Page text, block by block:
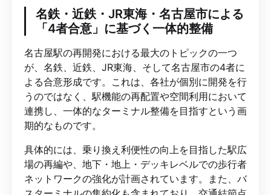
名鉄・近鉄・JR東海・名古屋市による
「4者合意」に基づく一体的整備
名古屋駅の再開発における最大のトピックの一つ
が、名鉄、近鉄、JR東海、そして名古屋市の4者に
よる合意形成です。これは、各社が個別に開発を行
うのではなく、駅機能の再配置や空間利用において
連携し、一体的なターミナル整備を目指すという画
期的なものです。
具体的には、乗り換え利便性の向上を目指した駅広
場の再編や、地下・地上・デッキレベルでの歩行者
ネットワークの強化が計画されています。また、バ